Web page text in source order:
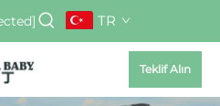
TR
Teklif Alın